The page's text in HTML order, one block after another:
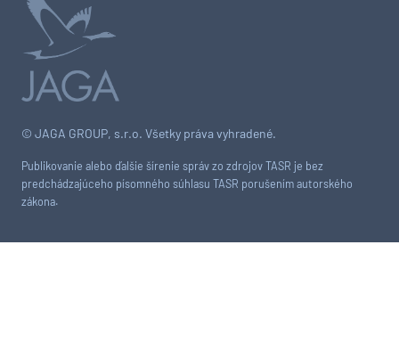
© JAGA GROUP, s.r.o. Všetky práva vyhradené.
Publikovanie alebo ďalšie šírenie správ zo zdrojov TASR je bez
predchádzajúceho písomného súhlasu TASR porušením autorského
zákona.